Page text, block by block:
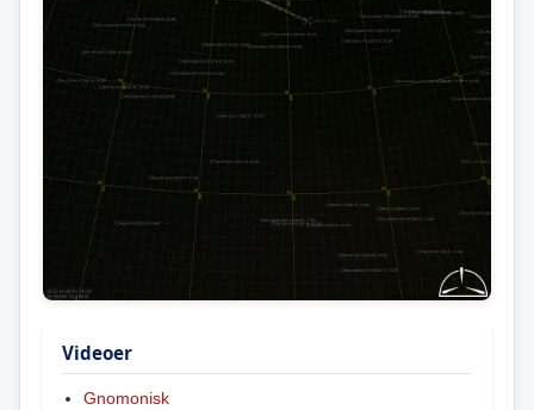
Videoer
Gnomonisk